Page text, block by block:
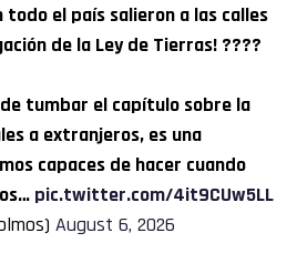
todo el país salieron a las calles
de la Ley de Tierras! ????
tumbar el capítulo sobre la
a extranjeros, es una
capaces de hacer cuando
pic.twitter.com/4it9CUw5LL
August 6, 2026